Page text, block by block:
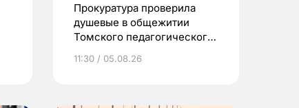
Прокуратура проверила
душевые в общежитии
Томского педагогического
11:30 / 05.08.26